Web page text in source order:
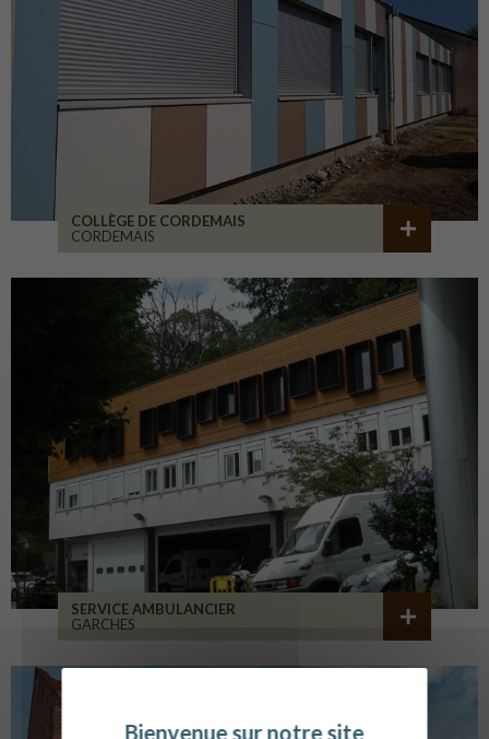
COLLÈGE DE CORDEMAIS
CORDEMAIS
SERVICE AMBULANCIER
GARCHES